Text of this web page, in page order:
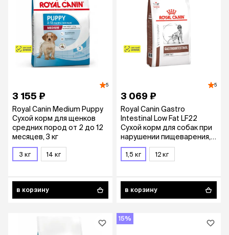
5
3 155 ₽
Royal Canin Medium Puppy
Сухой корм для щенков
средних пород от 2 до 12
месяцев, 3 кг
3 кг 14 кг
в корзину
5
3 069 ₽
Royal Canin Gastro
Intestinal Low Fat LF22
Сухой корм для собак при
нарушении пищеварения,
1,5 кг
1,5 кг 12 кг
в корзину
15%